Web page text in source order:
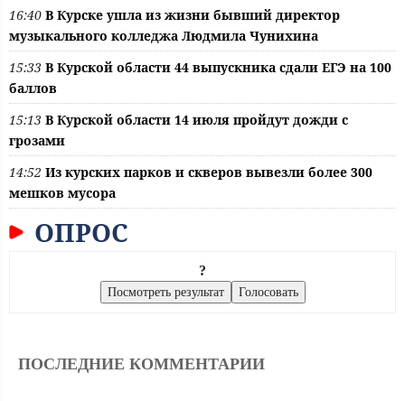
16:40 В Курске ушла из жизни бывший директор
музыкального колледжа Людмила Чунихина
15:33 В Курской области 44 выпускника сдали ЕГЭ на 100
баллов
15:13 В Курской области 14 июля пройдут дожди с
грозами
14:52 Из курских парков и скверов вывезли более 300
мешков мусора
ОПРОС
?
ПОСЛЕДНИЕ КОММЕНТАРИИ